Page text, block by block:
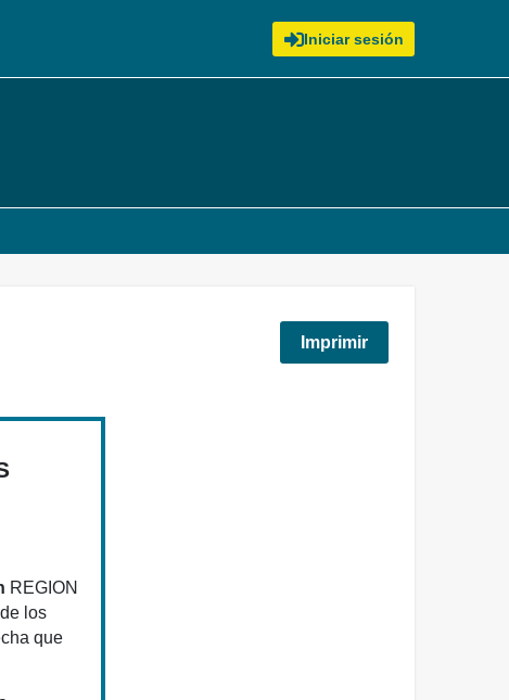
Iniciar sesión
Imprimir
REGION
los
que